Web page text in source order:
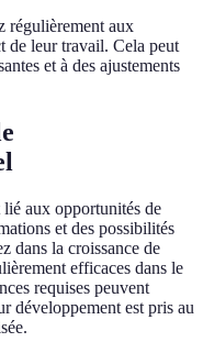
régulièrement aux
de leur travail. Cela peut
et à des ajustements
lié aux opportunités de
et des possibilités
dans la croissance de
efficaces dans le
requises peuvent
développement est pris au